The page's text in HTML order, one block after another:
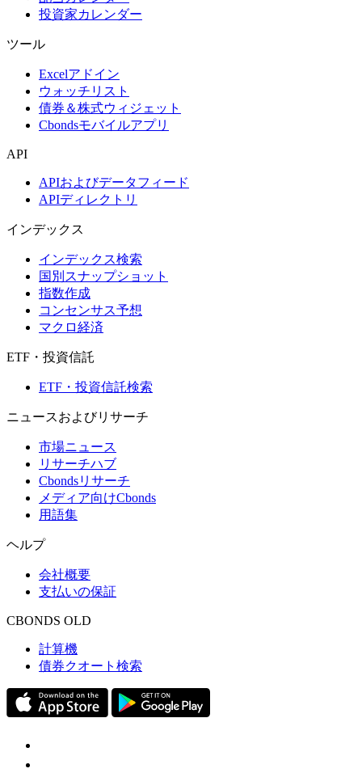
投資家カレンダー
ツール
Excelアドイン
ウォッチリスト
債券＆株式ウィジェット
Cbondsモバイルアプリ
API
APIおよびデータフィード
APIディレクトリ
インデックス
インデックス検索
国別スナップショット
指数作成
コンセンサス予想
マクロ経済
ETF・投資信託
ETF・投資信託検索
ニュースおよびリサーチ
市場ニュース
リサーチハブ
Cbondsリサーチ
メディア向けCbonds
用語集
ヘルプ
会社概要
支払いの保証
CBONDS OLD
計算機
債券クオート検索